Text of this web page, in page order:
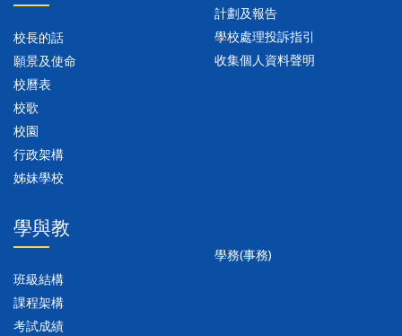
校長的話
願景及使命
校曆表
校歌
校園
行政架構
姊妹學校
計劃及報告
學校處理投訴指引
收集個人資料聲明
學與教
班級結構
課程架構
考試成績
學務(事務)